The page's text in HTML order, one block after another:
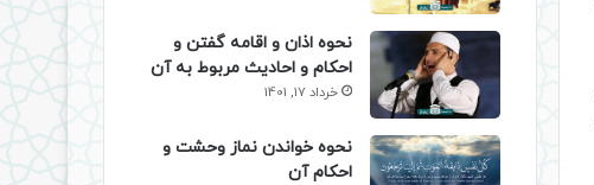
نحوه اذان و اقامه گفتن و
احکام و احادیث مربوط به آن
خرداد 17, 1401
نحوه خواندن نماز وحشت و
احکام آن